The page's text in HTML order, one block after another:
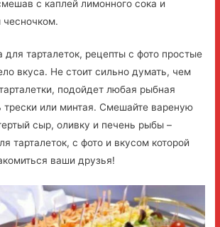
с каплей лимонного сока и
для тарталеток, рецепты с фото простые
вкуса. Не стоит сильно думать, чем
подойдет любая рыбная
трески или минтая. Смешайте вареную
сыр, оливку и печень рыбы –
тарталеток, с фото и вкусом которой
ваши друзья!